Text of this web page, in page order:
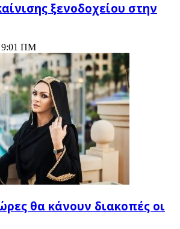
ξενοδοχείου στην
9:01 ΠΜ
θα κάνουν διακοπές οι